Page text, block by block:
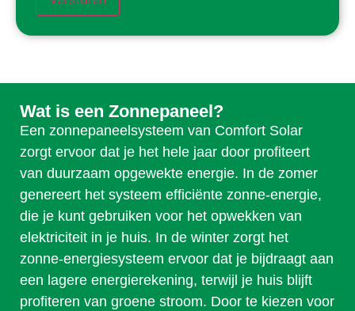
Wat is een Zonnepaneel?
Een zonnepaneelsysteem van Comfort Solar
zorgt ervoor dat je het hele jaar door profiteert
van duurzaam opgewekte energie. In de zomer
genereert het systeem efficiënte zonne-energie,
die je kunt gebruiken voor het opwekken van
elektriciteit in je huis. In de winter zorgt het
zonne-energiesysteem ervoor dat je bijdraagt aan
een lagere energierekening, terwijl je huis blijft
profiteren van groene stroom. Door te kiezen voor